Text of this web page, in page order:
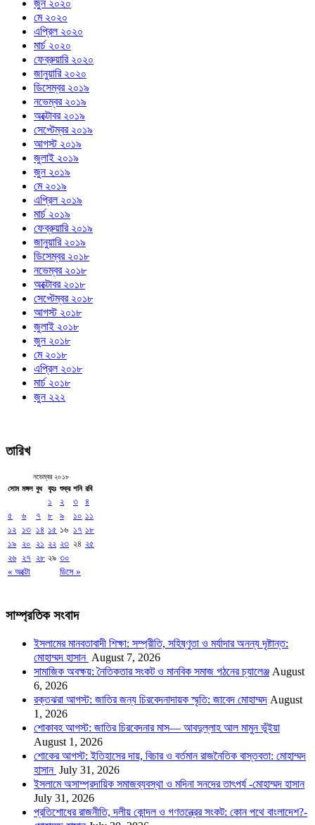
জুন ২০২০
মে ২০২০
এপ্রিল ২০২০
মার্চ ২০২০
ফেব্রুয়ারি ২০২০
জানুয়ারি ২০২০
ডিসেম্বর ২০১৯
নভেম্বর ২০১৯
অক্টোবর ২০১৯
সেপ্টেম্বর ২০১৯
আগস্ট ২০১৯
জুলাই ২০১৯
জুন ২০১৯
মে ২০১৯
এপ্রিল ২০১৯
মার্চ ২০১৯
ফেব্রুয়ারি ২০১৯
জানুয়ারি ২০১৯
ডিসেম্বর ২০১৮
নভেম্বর ২০১৮
অক্টোবর ২০১৮
সেপ্টেম্বর ২০১৮
আগস্ট ২০১৮
জুলাই ২০১৮
জুন ২০১৮
মে ২০১৮
এপ্রিল ২০১৮
মার্চ ২০১৮
জুন ২২২
তারিখ
নভেম্বর ২০১৮
সোম মঙ্গল বুধ বৃহঃ শুক্র শনি রবি
« অক্টো ডিসে »
১ ২ ৩
৪
৫
৬ ৭ ৮ ৯ ১০ ১১
১২ ১৩ ১৪ ১৫ ১৬ ১৭ ১৮
১৯ ২০ ২১ ২২ ২৩ ২৪ ২৫
২৬ ২৭ ২৮ ২৯ ৩০
সাম্প্রতিক সংবাদ
ইসলামের মানবতাবাদী শিক্ষা: সম্প্রীতি, সহিষ্ণুতা ও মর্যাদার অনন্য দৃষ্টান্ত:
মোহাম্মদ হাসান August 7, 2026
সামাজিক অবক্ষয়: নৈতিকতার সংকট ও মানবিক সমাজ গঠনের চ্যালেঞ্জ August
6, 2026
রক্তঝরা আগস্ট: জাতির জন্য চিরবেদনাদায়ক স্মৃতি: জাবেদ মোহাম্মদ August
1, 2026
শোকাবহ আগস্ট: জাতির চিরবেদনার মাস— আবদুল্লাহ আল মামুন ভূঁইয়া
August 1, 2026
শোকের আগস্ট: ইতিহাসের দায়, বিচার ও বর্তমান রাজনৈতিক বাস্তবতা: মোহাম্মদ
হাসান July 31, 2026
ইসলামে অসাম্প্রদায়িক সমাজব্যবস্থা ও মদিনা সনদের তাৎপর্য -মোহাম্মদ হাসান
July 31, 2026
প্রতিশোধের রাজনীতি, দলীয় কোন্দল ও গণতন্ত্রের সংকট: কোন পথে বাংলাদেশ?-